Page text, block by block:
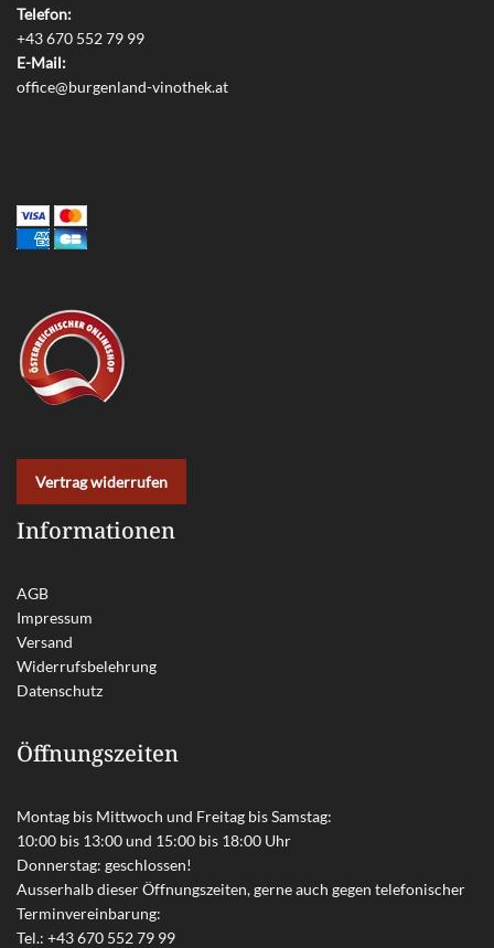
Telefon:
+43 670 552 79 99
E-Mail:
office@burgenland-vinothek.at
Vertrag widerrufen
Informationen
AGB
Impressum
Versand
Widerrufsbelehrung
Datenschutz
Öffnungszeiten
Montag bis Mittwoch und Freitag bis Samstag:
10:00 bis 13:00 und 15:00 bis 18:00 Uhr
Donnerstag: geschlossen!
Ausserhalb dieser Öffnungszeiten, gerne auch gegen telefonischer
Terminvereinbarung:
Tel.: +43 670 552 79 99